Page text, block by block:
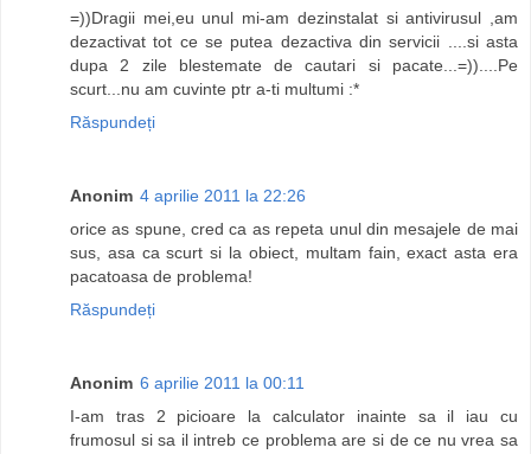
=))Dragii mei,eu unul mi-am dezinstalat si antivirusul ,am
dezactivat tot ce se putea dezactiva din servicii ....si asta
dupa 2 zile blestemate de cautari si pacate...=))....Pe
scurt...nu am cuvinte ptr a-ti multumi :*
Răspundeți
Anonim 4 aprilie 2011 la 22:26
orice as spune, cred ca as repeta unul din mesajele de mai
sus, asa ca scurt si la obiect, multam fain, exact asta era
pacatoasa de problema!
Răspundeți
Anonim 6 aprilie 2011 la 00:11
I-am tras 2 picioare la calculator inainte sa il iau cu
frumosul si sa il intreb ce problema are si de ce nu vrea sa